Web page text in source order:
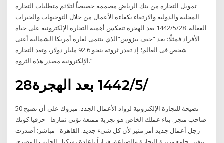
تمويل التجارة من بنك الرياض مصممة خصيصاً لتلائم متطلبات التجارة
المحلية والدولية والارتقاء بكفاءة الأعمال من خلال التوجيهات والخبرات
الفعالة. 28‏‏/5‏‏/1442 بعد الهجرة تنعكس أهمية التجارة الإلكترونية على حياة
الأفراد فمثلًا: يعد “جيف بيزوس“الذي ينتمى لقارة أمريكا الشمالية أغنى
شخص فى العالم؛ إذ تقدر ثروتة بنحو 92.6 مليار دولار، وتعد التجارة
الإلكترونية مصدر هذه الثروة.”
28‏‏/5‏‏/1442 بعد الهجرة
50 نصيحة للتجارة الإلكترونية لرواد الأعمال الجدد. مبروك على أن تصبح
صاحب متجر. بناء عملك الخاص هو تجربة ممتعة تؤتي ثمارها - حرفيا.كونك
رجل أعمال جديد أمر مثير لأن كل شيء جديد. القاهرة - مباشر: أصدرت